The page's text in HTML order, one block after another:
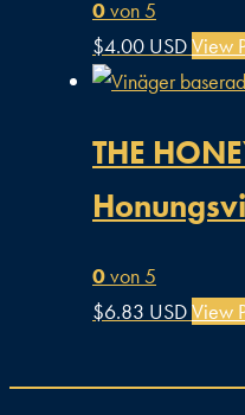
0von 5
$4.00 USDView
THE
0von 5
$6.83 USDView